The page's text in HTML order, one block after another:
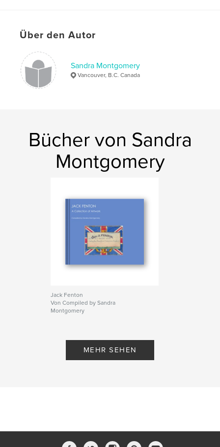
British Virgin Islands
Virgin Gorda
, Caribbean , BVI , Tortola ,
Über den Autor
Sandra Montgomery
Vancouver, B.C. Canada
Bücher von Sandra
Montgomery
Jack Fenton
Von Compiled by Sandra
Montgomery
MEHR SEHEN